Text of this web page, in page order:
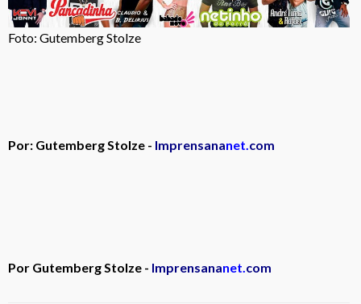
Foto: Gutemberg Stolze
Por: Gutemberg Stolze - Imprensananet.com
Por Gutemberg Stolze - Imprensananet.com